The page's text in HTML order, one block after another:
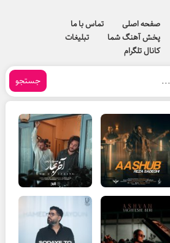
صفحه اصلی
تماس با ما
پخش آهنگ شما
تبلیغات
کانال تلگرام
جستجو